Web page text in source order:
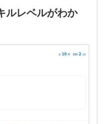
ルレベルがわか